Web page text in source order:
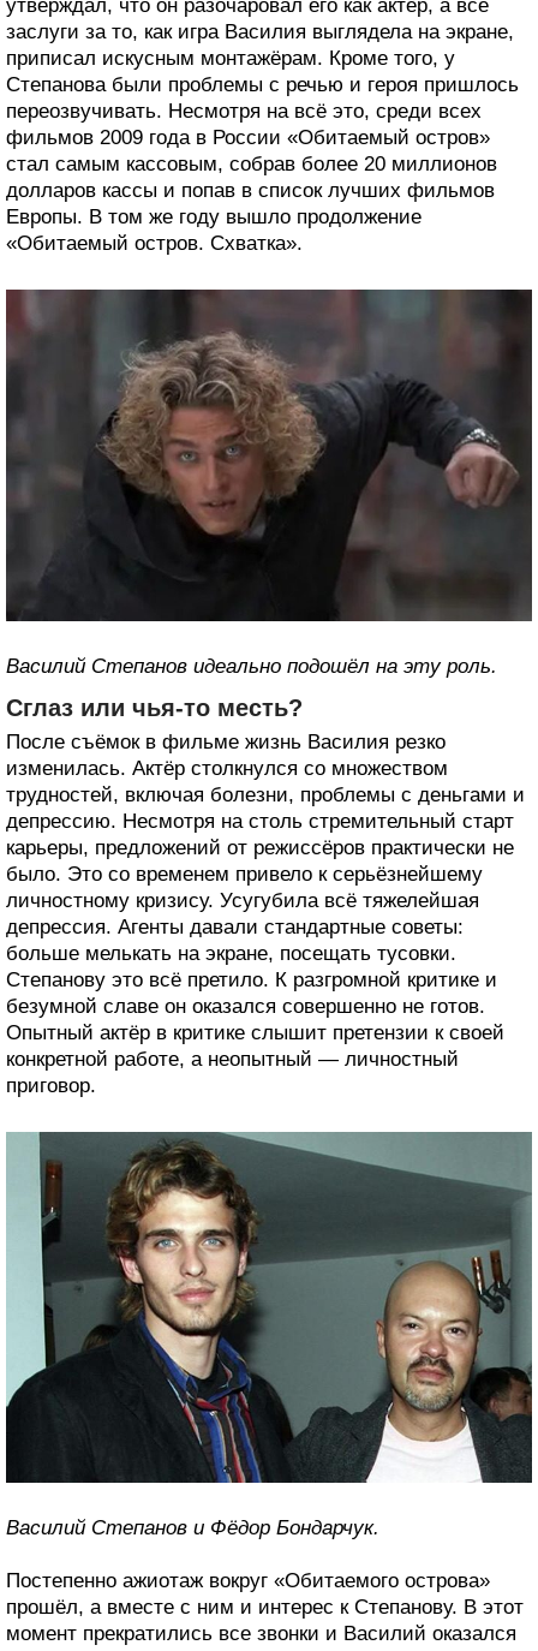
утверждал, что он разочаровал его как актёр, а все
заслуги за то, как игра Василия выглядела на экране,
приписал искусным монтажёрам. Кроме того, у
Степанова были проблемы с речью и героя пришлось
переозвучивать. Несмотря на всё это, среди всех
фильмов 2009 года в России «Обитаемый остров»
стал самым кассовым, собрав более 20 миллионов
долларов кассы и попав в список лучших фильмов
Европы. В том же году вышло продолжение
«Обитаемый остров. Схватка».
Василий Степанов идеально подошёл на эту роль.
Сглаз или чья-то месть?
После съёмок в фильме жизнь Василия резко
изменилась. Актёр столкнулся со множеством
трудностей, включая болезни, проблемы с деньгами и
депрессию. Несмотря на столь стремительный старт
карьеры, предложений от режиссёров практически не
было. Это со временем привело к серьёзнейшему
личностному кризису. Усугубила всё тяжелейшая
депрессия. Агенты давали стандартные советы:
больше мелькать на экране, посещать тусовки.
Степанову это всё претило. К разгромной критике и
безумной славе он оказался совершенно не готов.
Опытный актёр в критике слышит претензии к своей
конкретной работе, а неопытный — личностный
приговор.
Василий Степанов и Фёдор Бондарчук.
Постепенно ажиотаж вокруг «Обитаемого острова»
прошёл, а вместе с ним и интерес к Степанову. В этот
момент прекратились все звонки и Василий оказался